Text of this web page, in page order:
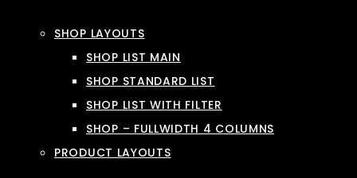
SHOP LAYOUTS
SHOP LIST MAIN
SHOP STANDARD LIST
SHOP LIST WITH FILTER
SHOP – FULLWIDTH 4 COLUMNS
PRODUCT LAYOUTS